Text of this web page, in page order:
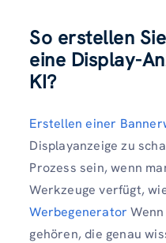
So erstellen
eine Display-
KI?
Erstellen einer
Displayanzeige zu
Prozess sein, wenn
Werkzeuge verfügt,
Werbegenerator
gehören, die genau